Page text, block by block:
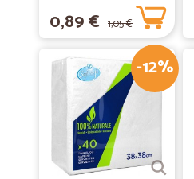
0,89 € 1,05 €
-12%